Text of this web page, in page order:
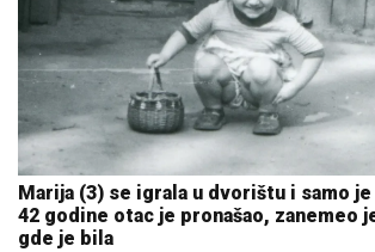
Marija (3) se igrala u dvorištu i samo
42 godine otac je pronašao, zanemeo
gde je bila